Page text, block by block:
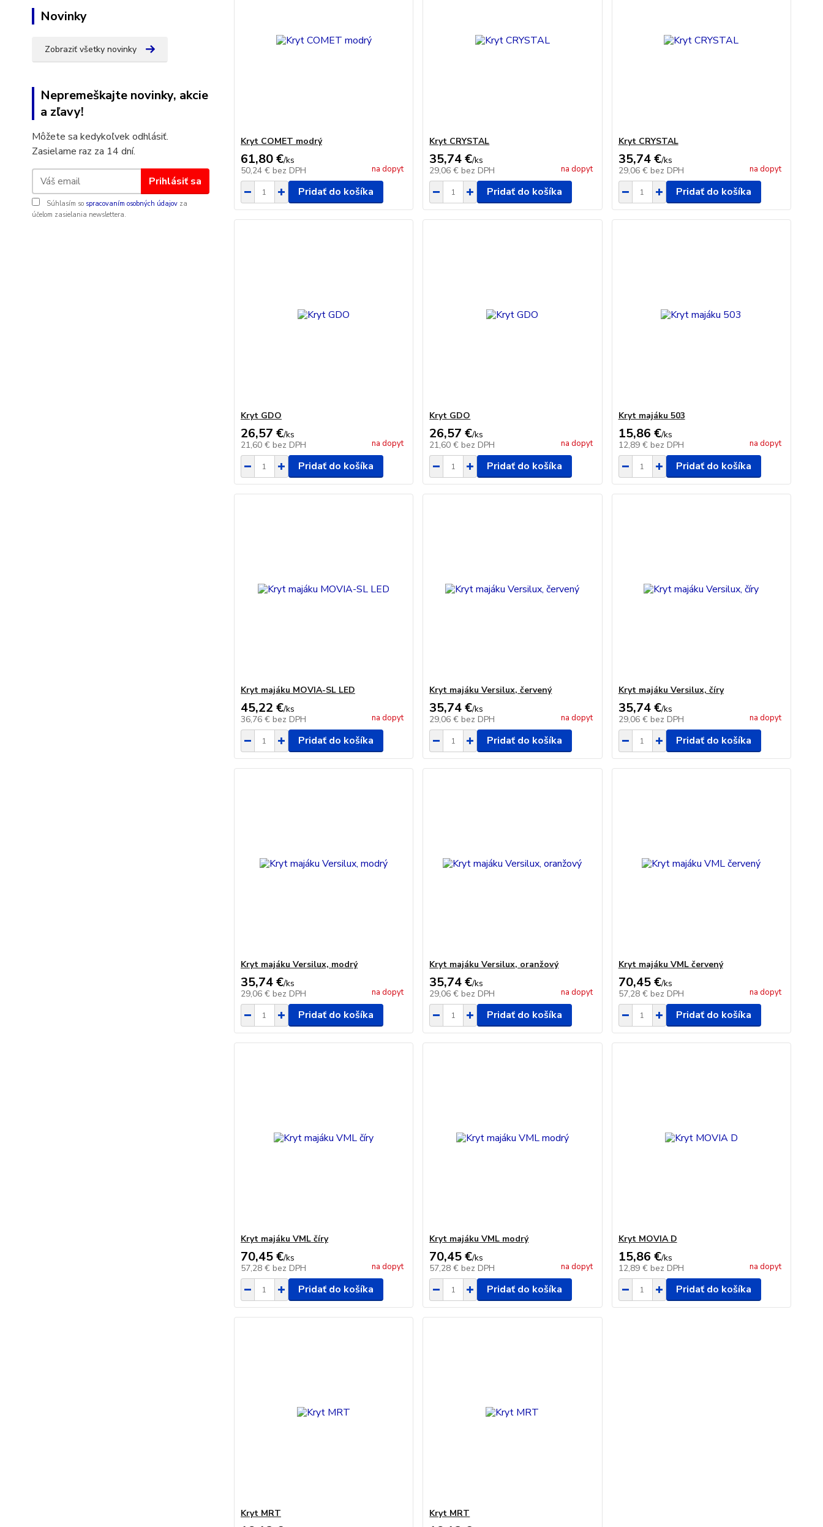
Novinky
Zobraziť všetky novinky
Nepremeškajte novinky, akcie
a zľavy!
Môžete sa kedykoľvek odhlásiť.
Zasielame raz za 14 dní.
Prihlásiť sa
Súhlasím so spracovaním osobných údajov za
účelom zasielania newslettera.
Kryt COMET modrý
61,80 €/ks
50,24 € bez DPH na dopyt
Pridať do košíka
Kryt CRYSTAL
35,74 €/ks
29,06 € bez DPH na dopyt
Pridať do košíka
Kryt CRYSTAL
35,74 €/ks
29,06 € bez DPH na dopyt
Pridať do košíka
Kryt GDO
26,57 €/ks
21,60 € bez DPH na dopyt
Pridať do košíka
Kryt GDO
26,57 €/ks
21,60 € bez DPH na dopyt
Pridať do košíka
Kryt majáku 503
15,86 €/ks
12,89 € bez DPH na dopyt
Pridať do košíka
Kryt majáku MOVIA-SL LED
45,22 €/ks
36,76 € bez DPH na dopyt
Pridať do košíka
Kryt majáku Versilux, červený
35,74 €/ks
29,06 € bez DPH na dopyt
Pridať do košíka
Kryt majáku Versilux, číry
35,74 €/ks
29,06 € bez DPH na dopyt
Pridať do košíka
Kryt majáku Versilux, modrý
35,74 €/ks
29,06 € bez DPH na dopyt
Pridať do košíka
Kryt majáku Versilux, oranžový
35,74 €/ks
29,06 € bez DPH na dopyt
Pridať do košíka
Kryt majáku VML červený
70,45 €/ks
57,28 € bez DPH na dopyt
Pridať do košíka
Kryt majáku VML číry
70,45 €/ks
57,28 € bez DPH na dopyt
Pridať do košíka
Kryt majáku VML modrý
70,45 €/ks
57,28 € bez DPH na dopyt
Pridať do košíka
Kryt MOVIA D
15,86 €/ks
12,89 € bez DPH na dopyt
Pridať do košíka
Kryt MRT Kryt MRT